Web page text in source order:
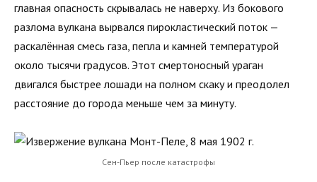
главная опасность скрывалась не наверху. Из бокового
разлома вулкана вырвался пирокластический поток —
раскалённая смесь газа, пепла и камней температурой
около тысячи градусов. Этот смертоносный ураган
двигался быстрее лошади на полном скаку и преодолел
расстояние до города меньше чем за минуту.
Сен-Пьер после катастрофы